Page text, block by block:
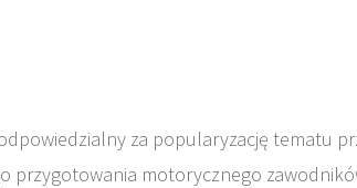
za popularyzację tematu
przygotowania motorycznego